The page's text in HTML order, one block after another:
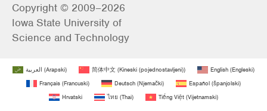
Copyright © 2009–2026
Iowa State University of
Science and Technology
العربية (Arapski) 简体中文 (Kineski (pojednostavljeni)) English (Engleski)
Français (Francuski) Deutsch (Njemački) Español (španjolski)
Hrvatski
ไทย (Thai) Tiếng Việt (Vijetnamski)